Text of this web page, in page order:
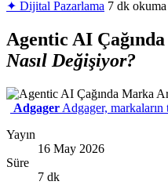
✦ Dijital Pazarlama 7 dk okuma
Agentic AI
Nasıl Değişiyor?
Adgager Adgager,
Yayın
16 May 2026
Süre
7 dk